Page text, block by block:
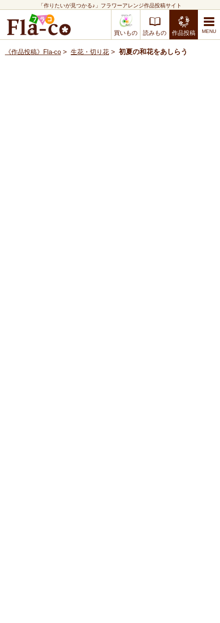
「作りたいが見つかる♪」フラワーアレンジ作品投稿サイト
買いもの 読みもの 作品投稿
《作品投稿》Fla-co > 生花・切り花 > 初夏の和花をあしらう